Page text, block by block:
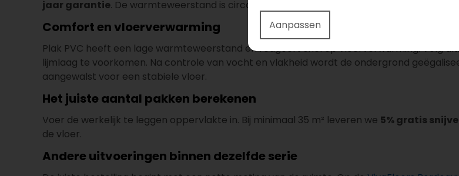
jaar garantie. De warmteweerstand is circa
Comfort en vloerverwarming
Plak PVC heeft een lage warmteweerstand en reageert snel op vloerverwarming. Volg
lijmlaag te voorkomen. Na controle van vocht en vlakheid wordt de ondergrond
aangewalst voor een stabiele vloer.
Het juiste aantal pakken berekenen
Voer de werkelijk te leggen oppervlakte in. Bij minimaal 35 m² leveren we 5% gratis
de vloer.
Andere uitvoeringen binnen dezelfde serie
Aanpassen